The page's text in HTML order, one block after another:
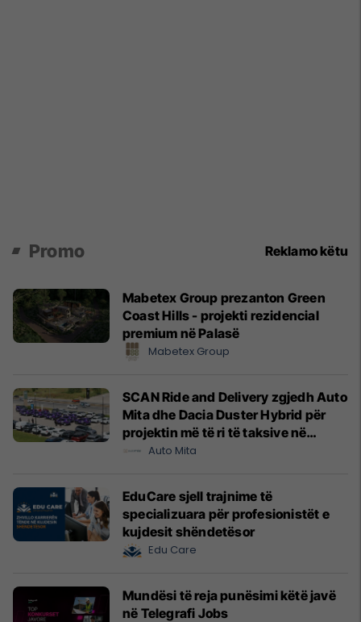
Promo Reklamo këtu
Mabetex Group prezanton Green
Coast Hills - projekti rezidencial
premium në Palasë
Mabetex Group
SCAN Ride and Delivery zgjedh Auto
Mita dhe Dacia Duster Hybrid për
projektin më të ri të taksive në
Prishtinë
Auto Mita
EduCare sjell trajnime të
specializuara për profesionistët e
kujdesit shëndetësor
Edu Care
Mundësi të reja punësimi këtë javë
në Telegrafi Jobs